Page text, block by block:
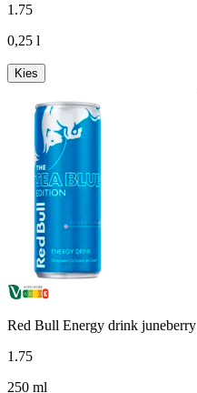
1 .75
0,25 l
Kies
Red Bull Energy drink juneberry
1 .75
250 ml